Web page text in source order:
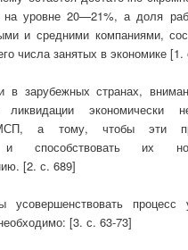
уровне 20—21%, а доля
и средними компаниями,
числа занятых в экономике [1.
в зарубежных странах,
экономически
а тому, чтобы эти
и способствовать их
[2. с. 689]
усовершенствовать процесс
[3. с. 63-73]